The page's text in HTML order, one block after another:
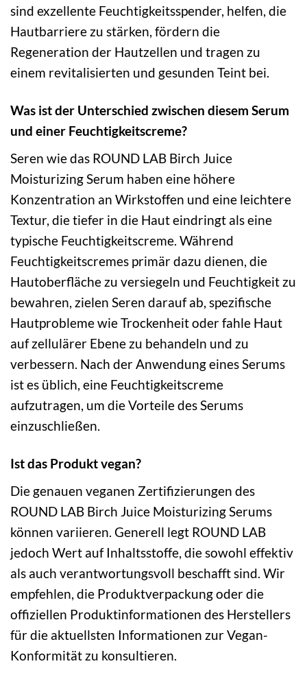
sind exzellente Feuchtigkeitsspender, helfen, die
Hautbarriere zu stärken, fördern die
Regeneration der Hautzellen und tragen zu
einem revitalisierten und gesunden Teint bei.
Was ist der Unterschied zwischen diesem Serum
und einer Feuchtigkeitscreme?
Seren wie das ROUND LAB Birch Juice
Moisturizing Serum haben eine höhere
Konzentration an Wirkstoffen und eine leichtere
Textur, die tiefer in die Haut eindringt als eine
typische Feuchtigkeitscreme. Während
Feuchtigkeitscremes primär dazu dienen, die
Hautoberfläche zu versiegeln und Feuchtigkeit zu
bewahren, zielen Seren darauf ab, spezifische
Hautprobleme wie Trockenheit oder fahle Haut
auf zellulärer Ebene zu behandeln und zu
verbessern. Nach der Anwendung eines Serums
ist es üblich, eine Feuchtigkeitscreme
aufzutragen, um die Vorteile des Serums
einzuschließen.
Ist das Produkt vegan?
Die genauen veganen Zertifizierungen des
ROUND LAB Birch Juice Moisturizing Serums
können variieren. Generell legt ROUND LAB
jedoch Wert auf Inhaltsstoffe, die sowohl effektiv
als auch verantwortungsvoll beschafft sind. Wir
empfehlen, die Produktverpackung oder die
offiziellen Produktinformationen des Herstellers
für die aktuellsten Informationen zur Vegan-
Konformität zu konsultieren.